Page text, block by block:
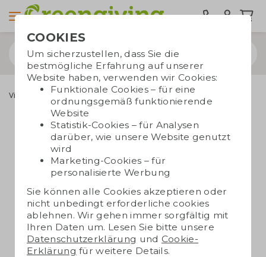
Vielen Dank - Kontakt
Danke, dass Sie uns
kontaktiert haben!
COOKIES
Um sicherzustellen, dass Sie die
bestmögliche Erfahrung auf unserer
Website haben, verwenden wir Cookies:
Funktionale Cookies – für eine
ordnungsgemäß funktionierende
Website
Statistik-Cookies – für Analysen
darüber, wie unsere Website genutzt
wird
Marketing-Cookies – für
personalisierte Werbung
Sie können alle Cookies akzeptieren oder
nicht unbedingt erforderliche cookies
ablehnen. Wir gehen immer sorgfältig mit
Ihren Daten um. Lesen Sie bitte unsere
Datenschutzerklärung und Cookie-
Erklärung für weitere Details.